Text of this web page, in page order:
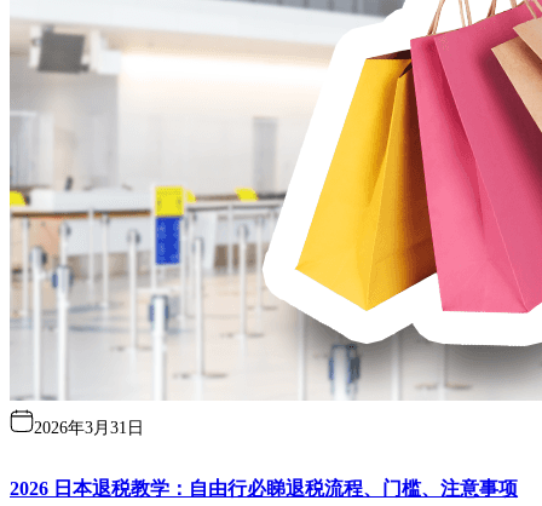
2026年3月31日
2026 日本退税教学：自由行必睇退税流程、门槛、注意事项